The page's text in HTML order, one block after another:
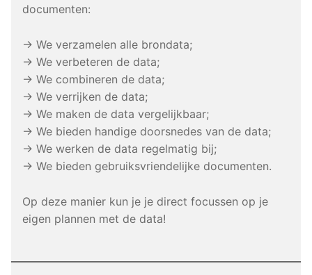
documenten:
→ We verzamelen alle brondata;
→ We verbeteren de data;
→ We combineren de data;
→ We verrijken de data;
→ We maken de data vergelijkbaar;
→ We bieden handige doorsnedes van de data;
→ We werken de data regelmatig bij;
→ We bieden gebruiksvriendelijke documenten.
Op deze manier kun je je direct focussen op je
eigen plannen met de data!